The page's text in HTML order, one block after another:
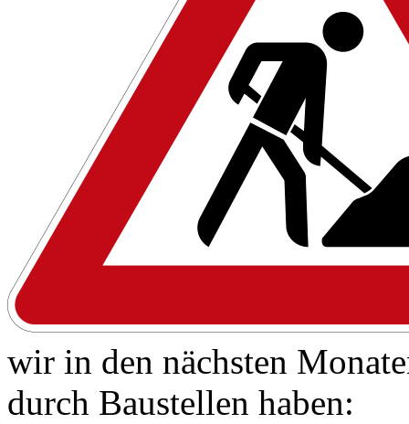
wir in den nächsten
durch Baustellen haben: